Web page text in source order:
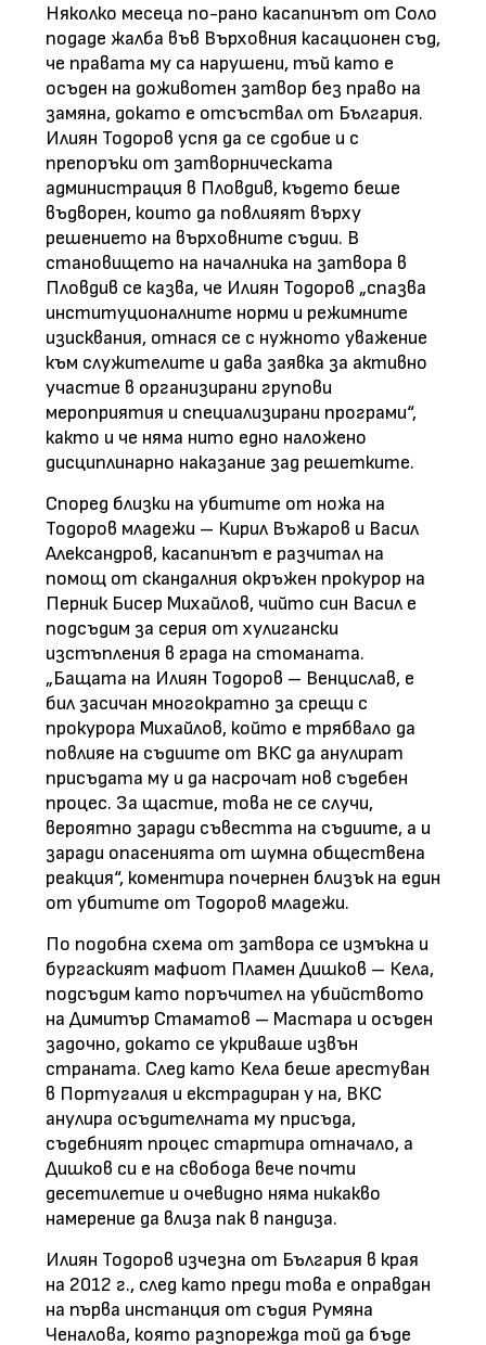
Няколко месеца по-рано касапинът от Соло
подаде жалба във Върховния касационен съд,
че правата му са нарушени, тъй като е
осъден на доживотен затвор без право на
замяна, докато е отсъствал от България.
Илиян Тодоров успя да се сдобие и с
препоръки от затворническата
администрация в Пловдив, където беше
въдворен, които да повлияят върху
решението на върховните съдии. В
становището на началника на затвора в
Пловдив се казва, че Илиян Тодоров „спазва
институционалните норми и режимните
изисквания, отнася се с нужното уважение
към служителите и дава заявка за активно
участие в организирани групови
мероприятия и специализирани програми“,
както и че няма нито едно наложено
дисциплинарно наказание зад решетките.
Според близки на убитите от ножа на
Тодоров младежи – Кирил Въжаров и Васил
Александров, касапинът е разчитал на
помощ от скандалния окръжен прокурор на
Перник Бисер Михайлов, чийто син Васил е
подсъдим за серия от хулигански
изстъпления в града на стоманата.
„Бащата на Илиян Тодоров – Венцислав, е
бил засичан многократно за срещи с
прокурора Михайлов, който е трябвало да
повлияе на съдиите от ВКС да анулират
присъдата му и да насрочат нов съдебен
процес. За щастие, това не се случи,
вероятно заради съвестта на съдиите, а и
заради опасенията от шумна обществена
реакция“, коментира почернен близък на един
от убитите от Тодоров младежи.
По подобна схема от затвора се измъкна и
бургаският мафиот Пламен Дишков – Кела,
подсъдим като поръчител на убийството
на Димитър Стаматов – Мастара и осъден
задочно, докато се укриваше извън
страната. След като Кела беше арестуван
в Португалия и екстрадиран у на, ВКС
анулира осъдителната му присъда,
съдебният процес стартира отначало, а
Дишков си е на свобода вече почти
десетилетие и очевидно няма никакво
намерение да влиза пак в пандиза.
Илиян Тодоров изчезна от България в края
на 2012 г., след като преди това е оправдан
на първа инстанция от съдия Румяна
Ченалова, която разпорежда той да бъде